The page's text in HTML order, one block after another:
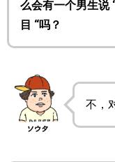
么会有一个男生说
目 “吗？
不，